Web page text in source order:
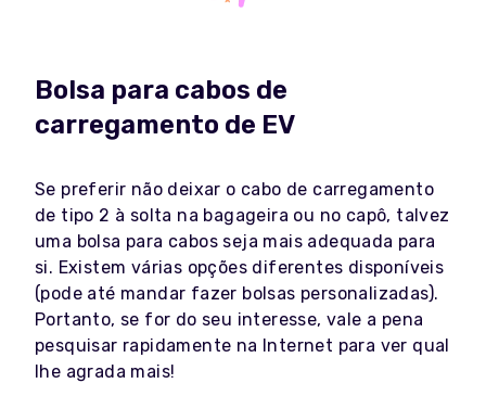
Bolsa para cabos de
carregamento de EV
Se preferir não deixar o cabo de carregamento
de tipo 2 à solta na bagageira ou no capô, talvez
uma bolsa para cabos seja mais adequada para
si. Existem várias opções diferentes disponíveis
(pode até mandar fazer bolsas personalizadas).
Portanto, se for do seu interesse, vale a pena
pesquisar rapidamente na Internet para ver qual
lhe agrada mais!